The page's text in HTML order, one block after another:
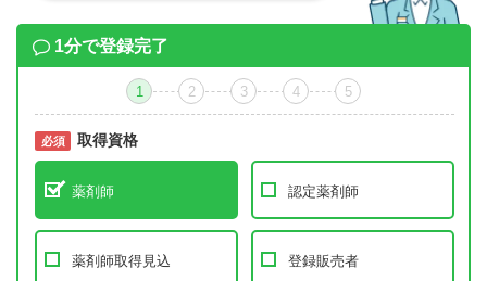
1分で登録完了
1 2 3 4 5
必須 取得資格
薬剤師 認定薬剤師
薬剤師取得見込 登録販売者